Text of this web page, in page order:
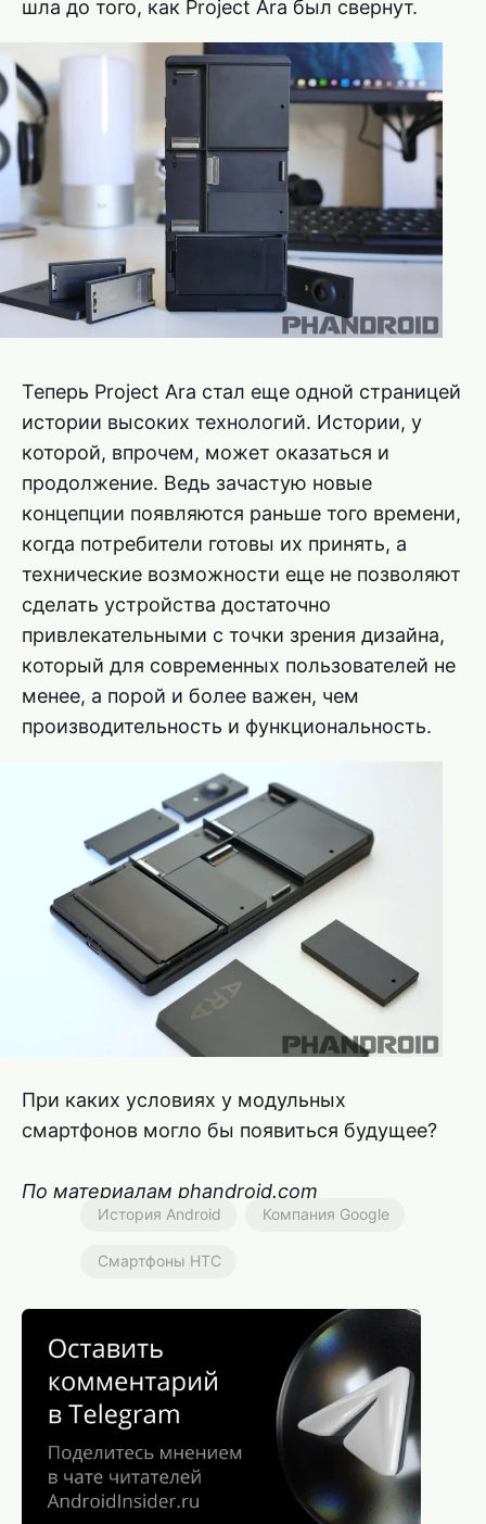
шла до того, как Project Ara был свернут.
Теперь Project Ara стал еще одной страницей
истории высоких технологий. Истории, у
которой, впрочем, может оказаться и
продолжение. Ведь зачастую новые
концепции появляются раньше того времени,
когда потребители готовы их принять, а
технические возможности еще не позволяют
сделать устройства достаточно
привлекательными с точки зрения дизайна,
который для современных пользователей не
менее, а порой и более важен, чем
производительность и функциональность.
При каких условиях у модульных
смартфонов могло бы появиться будущее?
По материалам phandroid.com
История Android Компания Google
Смартфоны HTC